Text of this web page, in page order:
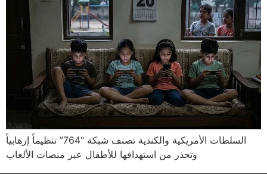
السلطات الأمريكية والكندية تصنف شبكة “764” تنظيماً إرهابياً
وتحذر من استهدافها للأطفال عبر منصات الألعاب